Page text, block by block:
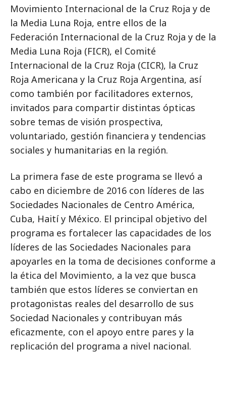
Movimiento Internacional de la Cruz Roja y de
la Media Luna Roja, entre ellos de la
Federación Internacional de la Cruz Roja y de la
Media Luna Roja (FICR), el Comité
Internacional de la Cruz Roja (CICR), la Cruz
Roja Americana y la Cruz Roja Argentina, así
como también por facilitadores externos,
invitados para compartir distintas ópticas
sobre temas de visión prospectiva,
voluntariado, gestión financiera y tendencias
sociales y humanitarias en la región.
La primera fase de este programa se llevó a
cabo en diciembre de 2016 con líderes de las
Sociedades Nacionales de Centro América,
Cuba, Haití y México. El principal objetivo del
programa es fortalecer las capacidades de los
líderes de las Sociedades Nacionales para
apoyarles en la toma de decisiones conforme a
la ética del Movimiento, a la vez que busca
también que estos líderes se conviertan en
protagonistas reales del desarrollo de sus
Sociedad Nacionales y contribuyan más
eficazmente, con el apoyo entre pares y la
replicación del programa a nivel nacional.